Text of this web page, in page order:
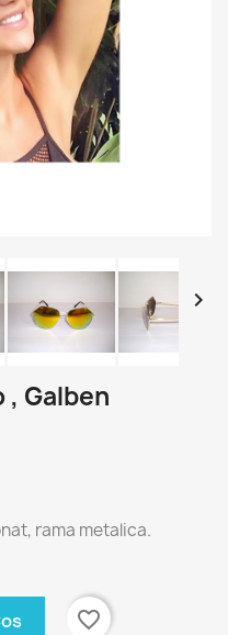

, Galben
rama metalica.
favorite_border